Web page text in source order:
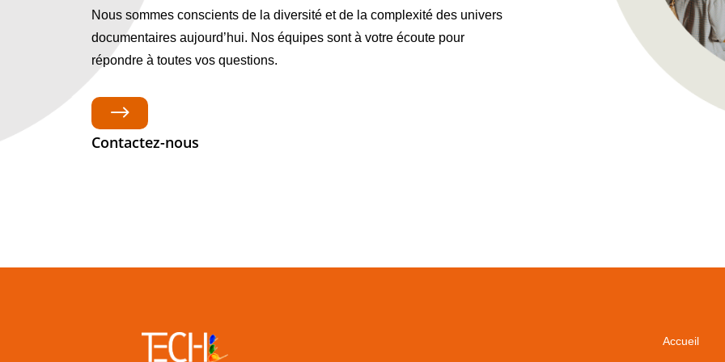
Nous sommes conscients de la diversité et de la complexité des univers
documentaires aujourd’hui. Nos équipes sont à votre écoute pour
répondre à toutes vos questions.
$
Contactez-nous
Accueil